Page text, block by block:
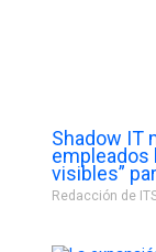
Shadow IT
empleados
visibles”
Redacción de